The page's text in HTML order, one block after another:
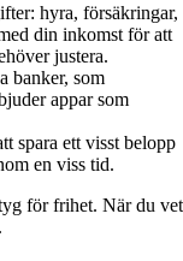
hyra, försäkringar,
din inkomst för att
justera.
banker, som
appar som
spara ett visst belopp
en viss tid.
för frihet. När du vet